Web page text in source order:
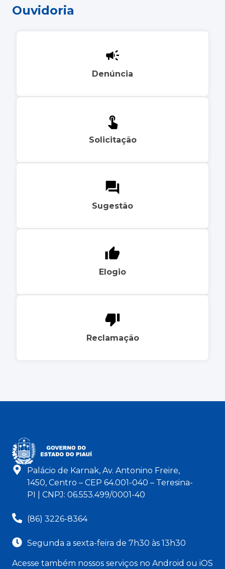
Ouvidoria
Denúncia
Solicitação
Sugestão
Elogio
Reclamação
Palácio de Karnak, Av. Antonino Freire,
1450, Centro – CEP 64.001-040 – Teresina-
PI | CNPJ: 06.553.499/0001-40
(86) 3226-8364
Segunda a sexta-feira de 7h30 às 13h30
Acesse também nossos serviços no Android ou iOS